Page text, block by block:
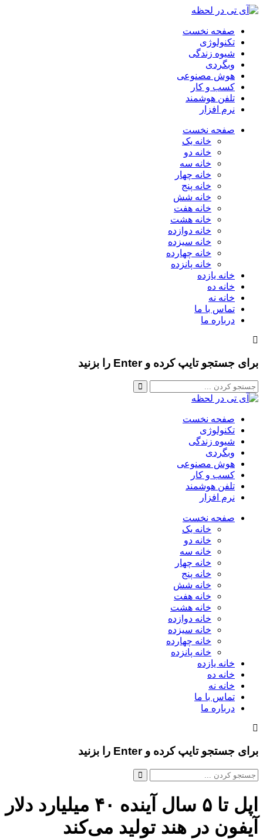
صفحه نخست
تکنولوژی
شیوه زندگی
وبگردی
هوش مصنوعی
کسب و کار
تلفن هوشمند
نرم افزار
صفحه نخست
خانه یک
خانه دو
خانه سه
خانه چهار
خانه پنج
خانه شش
خانه هفت
خانه هشت
خانه دوازده
خانه سیزده
خانه چهارده
خانه پانزده
خانه یازده
خانه ده
خانه نه
تماس با ما
درباره ما
برای جستجو تایپ کرده و Enter را بزنید
صفحه نخست
تکنولوژی
شیوه زندگی
وبگردی
هوش مصنوعی
کسب و کار
تلفن هوشمند
نرم افزار
صفحه نخست
خانه یک
خانه دو
خانه سه
خانه چهار
خانه پنج
خانه شش
خانه هفت
خانه هشت
خانه دوازده
خانه سیزده
خانه چهارده
خانه پانزده
خانه یازده
خانه ده
خانه نه
تماس با ما
درباره ما
برای جستجو تایپ کرده و Enter را بزنید
اپل تا ۵ سال آینده ۴۰ میلیارد دلار
آیفون در هند تولید می‌کند